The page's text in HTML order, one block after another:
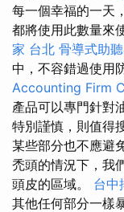
每一個幸福的一天
都將使用此數量來
家 台北 骨導式助
中，不容錯過使用
Accounting Firm
產品可以專門針對
特別謹慎，則值得
某些部分也不應避
禿頭的情況下，我
頭皮的區域。 台中
其他任何部分一樣